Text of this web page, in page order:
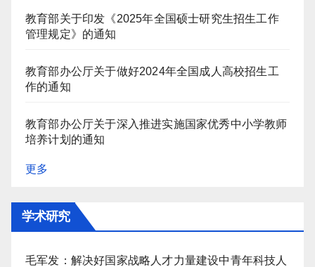
教育部关于印发《2025年全国硕士研究生招生工作
管理规定》的通知
教育部办公厅关于做好2024年全国成人高校招生工
作的通知
教育部办公厅关于深入推进实施国家优秀中小学教师
培养计划的通知
更多
学术研究
毛军发：解决好国家战略人才力量建设中青年科技人